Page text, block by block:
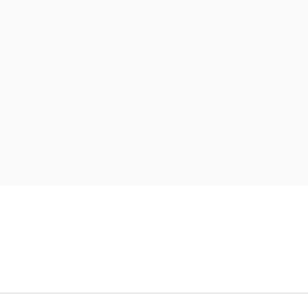
assume o papel de cupido para ver o
isolado, a cura exige a coragem de
e o recomeço em solo